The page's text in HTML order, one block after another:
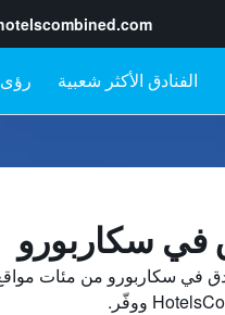
رؤى
في سكاربورو
في سكاربورو من مئات مواقع